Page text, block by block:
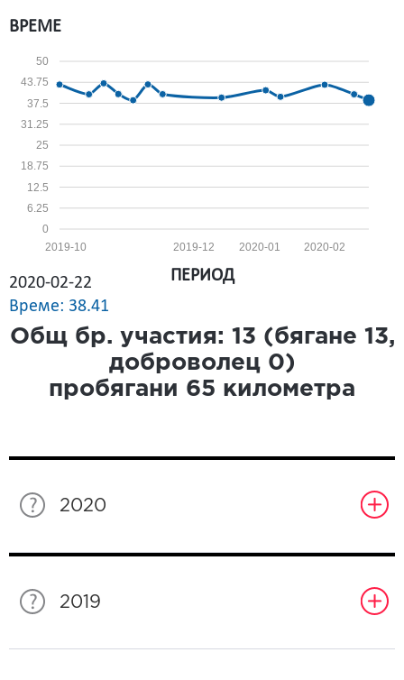
ВРЕМЕ
0
6.25
12.5
18.75
25
31.25
37.5
43.75
50
2020-02
2020-01
2019-12
2019-10
2020-02-22
Време: 38.41
ПЕРИОД
Общ бр. участия: 13 (бягане 13,
доброволец 0)
пробягани 65 километра
2020
2019